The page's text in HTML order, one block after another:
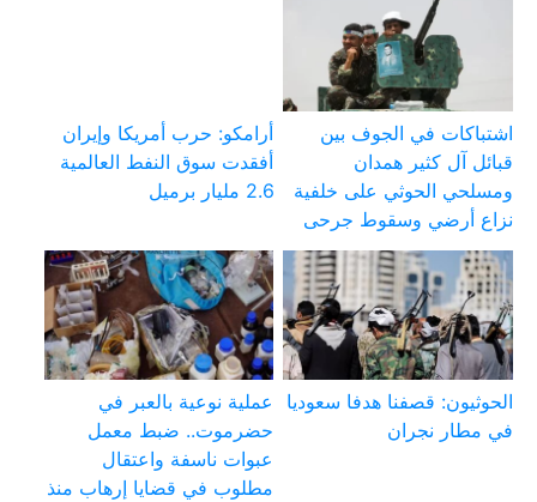
اشتباكات في الجوف بين
قبائل آل كثير همدان
ومسلحي الحوثي على خلفية
نزاع أرضي وسقوط جرحى
أرامكو: حرب أمريكا وإيران
أفقدت سوق النفط العالمية
2.6 مليار برميل
الحوثيون: قصفنا هدفا سعوديا
في مطار نجران
عملية نوعية بالعبر في
حضرموت.. ضبط معمل
عبوات ناسفة واعتقال
مطلوب في قضايا إرهاب منذ